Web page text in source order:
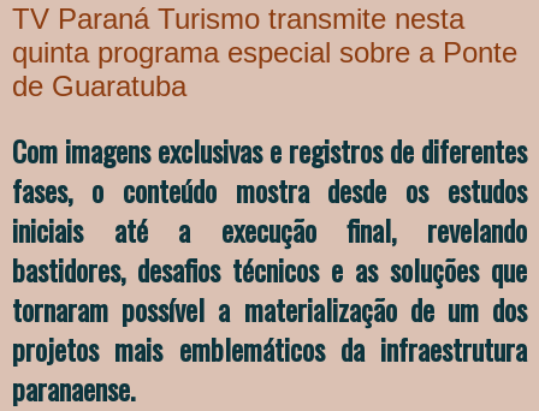
TV Paraná Turismo transmite nesta
quinta programa especial sobre a Ponte
de Guaratuba
Com imagens exclusivas e registros de diferentes
fases, o conteúdo mostra desde os estudos
iniciais até a execução final, revelando
bastidores, desafios técnicos e as soluções que
tornaram possível a materialização de um dos
projetos mais emblemáticos da infraestrutura
paranaense.